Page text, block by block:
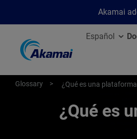
Akamai
Español
Glossary ¿Qué es una
¿Qué es